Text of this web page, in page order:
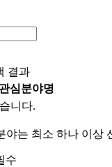
결과
관심분야명
니다.
야는 최소 하나 이상